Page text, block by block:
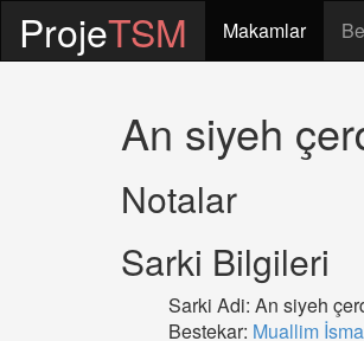
ProjeTSM Makamlar
An siyeh
Notalar
Sarki Bilgileri
Sarki Adi: An siyeh
Bestekar: Muallim